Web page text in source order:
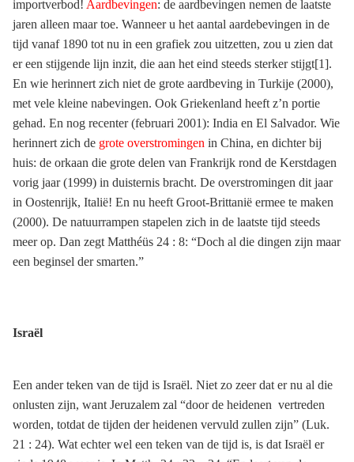
importverbod! Aardbevingen: de aardbevingen nemen de laatste
jaren alleen maar toe. Wanneer u het aantal aardebevingen in de
tijd vanaf 1890 tot nu in een grafiek zou uitzetten, zou u zien dat
er een stijgende lijn inzit, die aan het eind steeds sterker stijgt[1].
En wie herinnert zich niet de grote aardbeving in Turkije (2000),
met vele kleine nabevingen. Ook Griekenland heeft z’n portie
gehad. En nog recenter (februari 2001): India en El Salvador. Wie
herinnert zich de grote overstromingen in China, en dichter bij
huis: de orkaan die grote delen van Frankrijk rond de Kerstdagen
vorig jaar (1999) in duisternis bracht. De overstromingen dit jaar
in Oostenrijk, Italië! En nu heeft Groot-Brittanië ermee te maken
(2000). De natuurrampen stapelen zich in de laatste tijd steeds
meer op. Dan zegt Matthéüs 24 : 8: “Doch al die dingen zijn maar
een beginsel der smarten.”
Israël
Een ander teken van de tijd is Israël. Niet zo zeer dat er nu al die
onlusten zijn, want Jeruzalem zal “door de heidenen vertreden
worden, totdat de tijden der heidenen vervuld zullen zijn” (Luk.
21 : 24). Wat echter wel een teken van de tijd is, is dat Israël er